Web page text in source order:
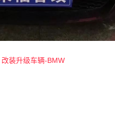
改装升级车辆-BMW